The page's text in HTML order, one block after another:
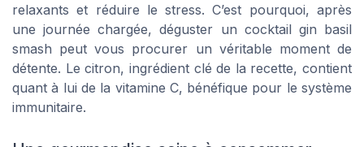
relaxants et réduire le stress. C’est pourquoi, après
une journée chargée, déguster un cocktail gin basil
smash peut vous procurer un véritable moment de
détente. Le citron, ingrédient clé de la recette, contient
quant à lui de la vitamine C, bénéfique pour le système
immunitaire.